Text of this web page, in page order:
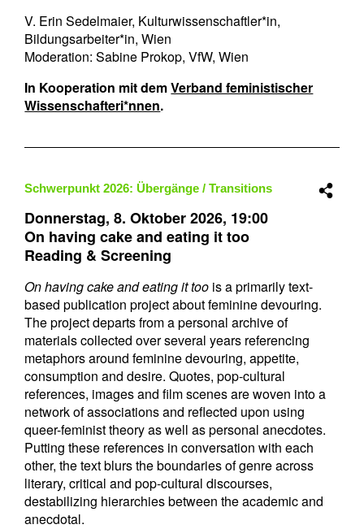
V. Erin Sedelmaier, Kulturwissenschaftler*in,
Bildungsarbeiter*in, Wien
Moderation: Sabine Prokop, VfW, Wien
In Kooperation mit demVerband feministischer
Wissenschafteri*nnen.
Schwerpunkt 2026:Übergänge / Transitions
Donnerstag, 8. Oktober 2026, 19:00
On having cake and eating it too
Reading & Screening
On having cake and eating it too is a primarily text-
based publication project about feminine devouring.
The project departs from a personal archive of
materials collected over several years referencing
metaphors around feminine devouring, appetite,
consumption and desire. Quotes, pop-cultural
references, images and film scenes are woven into a
network of associations and reflected upon using
queer-feminist theory as well as personal anecdotes.
Putting these references in conversation with each
other, the text blurs the boundaries of genre across
literary, critical and pop-cultural discourses,
destabilizing hierarchies between the academic and
anecdotal.